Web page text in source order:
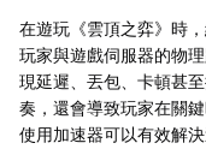
在遊玩《雲頂之弈》時
玩家與遊戲伺服器的物
現延遲、丟包、卡頓甚
奏，還會導致玩家在關
使用加速器可以有效解